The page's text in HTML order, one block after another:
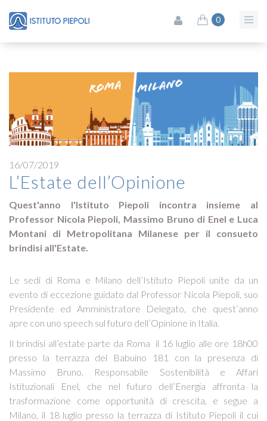
0
16/07/2019
L’Estate dell’Opinione
Quest'anno l'Istituto Piepoli incontra insieme al
Professor Nicola Piepoli, Massimo Bruno di Enel e Luca
Montani di Metropolitana Milanese per il consueto
brindisi all'Estate.
Le sedi di Roma e Milano dell’Istituto Piepoli unite da un
evento di eccezione guidato dal Professor Nicola Piepoli, suo
Presidente ed Amministratore Delegato, che quest’anno
apre con uno speech sul futuro dell’Opinione in Italia.
Il brindisi all’estate parte da Roma il 16 luglio alle ore 18h00
presso la terrazza del Babuino 181 con la presenza di
Massimo Bruno, Responsabile Sostenibilità e Affari
Istituzionali Enel, che nel futuro dell’Energia affronta la
trasformazione come opportunità di crescita, e segue a
Milano, il 18 luglio presso la terrazza di Istituto Piepoli il cui